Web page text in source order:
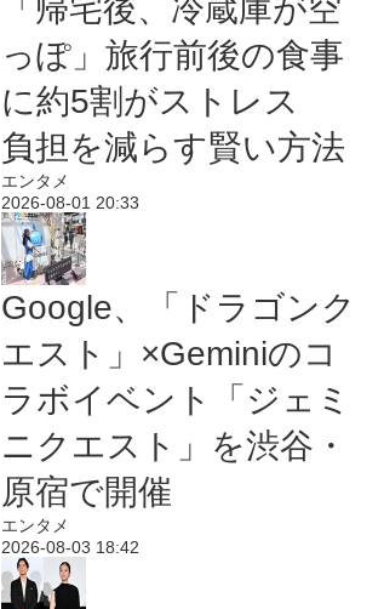
「帰宅後、冷蔵庫が空
っぽ」旅行前後の食事
に約5割がストレス
負担を減らす賢い方法
エンタメ
2026-08-01 20:33
Google、「ドラゴンク
エスト」×Geminiのコ
ラボイベント「ジェミ
ニクエスト」を渋谷・
原宿で開催
エンタメ
2026-08-03 18:42